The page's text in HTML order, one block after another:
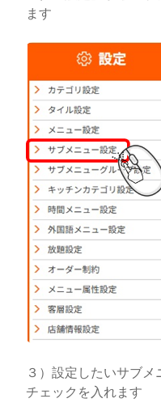
ます
３）設定したいサブ
チェックを入れます